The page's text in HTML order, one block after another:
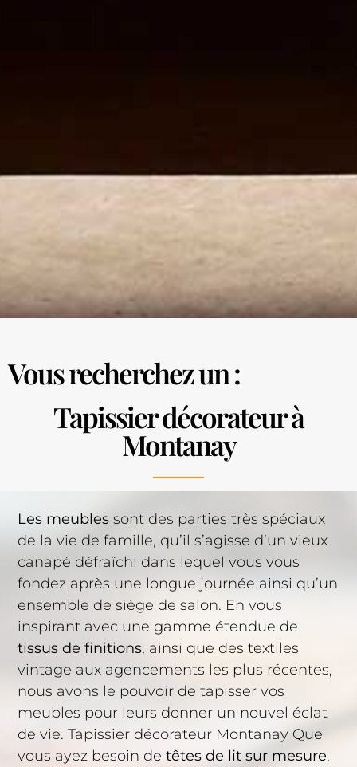
Vous recherchez un :
Tapissier décorateur à
Montanay
Les meubles sont des parties très spéciaux
de la vie de famille, qu’il s’agisse d’un vieux
canapé défraîchi dans lequel vous vous
fondez après une longue journée ainsi qu’un
ensemble de siège de salon. En vous
inspirant avec une gamme étendue de
tissus de finitions, ainsi que des textiles
vintage aux agencements les plus récentes,
nous avons le pouvoir de tapisser vos
meubles pour leurs donner un nouvel éclat
de vie. Tapissier décorateur Montanay Que
vous ayez besoin detêtes de lit sur mesure,